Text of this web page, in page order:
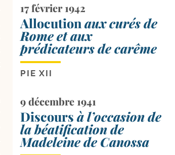
17 février 1942
Allocution aux curés de
Rome et aux
prédicateurs de carême
PIE XII
9 décembre 1941
Discours à l’occasion de
la béatification de
Madeleine de Canossa